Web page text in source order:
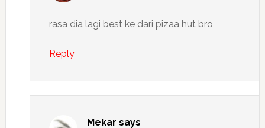
rasa dia lagi best ke dari pizaa hut bro
Reply
Mekar says